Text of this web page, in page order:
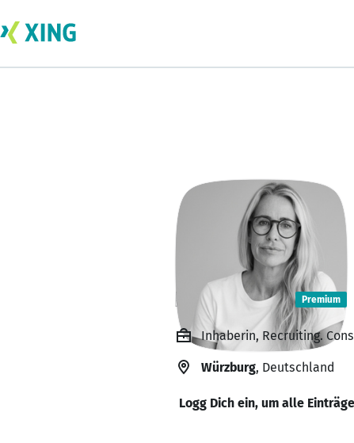
Nicole Voss Premium
Inhaberin, Recruiting.
Würzburg, Deutschland
Logg Dich ein, um alle